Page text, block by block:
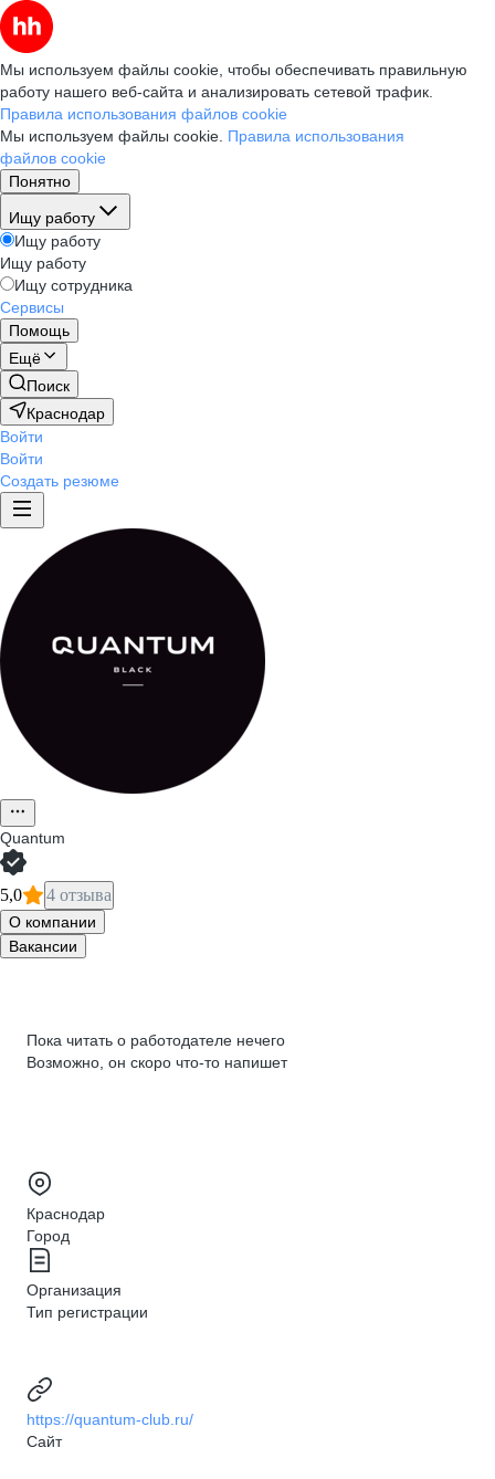
Мы используем файлы cookie, чтобы обеспечивать правильную
работу нашего веб-сайта и анализировать сетевой трафик.
Правила использования файлов cookie
Мы используем файлы cookie. Правила использования
файлов cookie
Понятно
Ищу работу
Ищу работу
Ищу работу
Ищу сотрудника
Сервисы
Помощь
Ещё
Поиск
Краснодар
Войти
Войти
Создать резюме
Quantum
5,0 4 отзыва
О компании
Вакансии
Пока читать о работодателе нечего
Возможно, он скоро что‑то напишет
Краснодар
Город
Организация
Тип регистрации
https://quantum-club.ru/
Сайт